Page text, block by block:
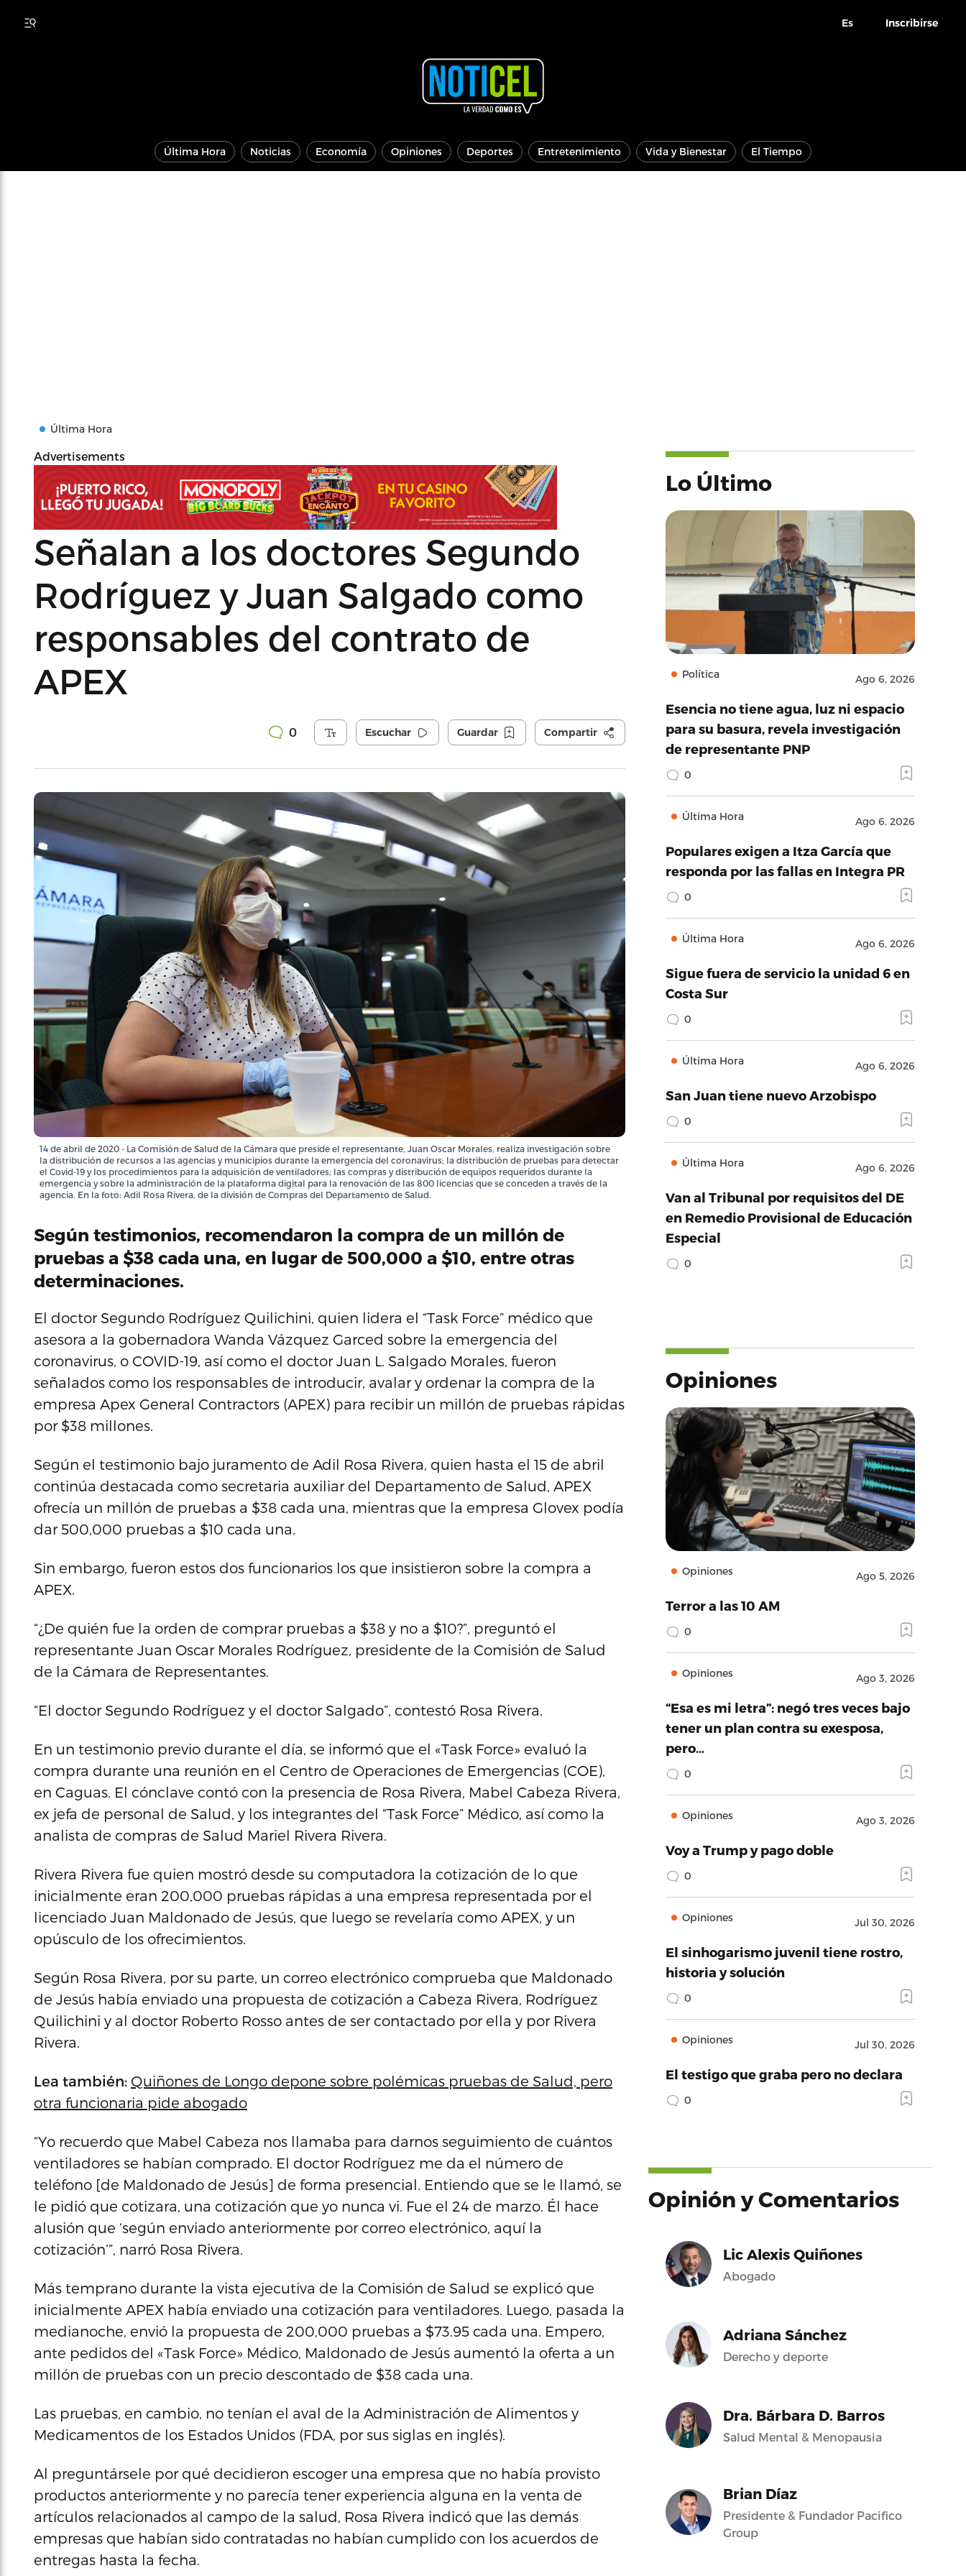
Es Inscribirse
Última Hora Noticias Economía Opiniones Deportes Entretenimiento Vida y Bienestar El Tiempo
Última Hora
Advertisements
Señalan a los doctores Segundo
Rodríguez y Juan Salgado como
responsables del contrato de
APEX
0 Escuchar Guardar Compartir
14 de abril de 2020 - La Comisión de Salud de la Cámara que preside el representante, Juan Oscar Morales, realiza investigación sobre
la distribución de recursos a las agencias y municipios durante la emergencia del coronavirus; la distribución de pruebas para detectar
el Covid-19 y los procedimientos para la adquisición de ventiladores; las compras y distribución de equipos requeridos durante la
emergencia y sobre la administración de la plataforma digital para la renovación de las 800 licencias que se conceden a través de la
agencia. En la foto: Adil Rosa Rivera, de la división de Compras del Departamento de Salud.
Según testimonios, recomendaron la compra de un millón de
pruebas a $38 cada una, en lugar de 500,000 a $10, entre otras
determinaciones.
El doctor Segundo Rodríguez Quilichini, quien lidera el “Task Force” médico que
asesora a la gobernadora Wanda Vázquez Garced sobre la emergencia del
coronavirus, o COVID-19, así como el doctor Juan L. Salgado Morales, fueron
señalados como los responsables de introducir, avalar y ordenar la compra de la
empresa Apex General Contractors (APEX) para recibir un millón de pruebas rápidas
por $38 millones.
Según el testimonio bajo juramento de Adil Rosa Rivera, quien hasta el 15 de abril
continúa destacada como secretaria auxiliar del Departamento de Salud, APEX
ofrecía un millón de pruebas a $38 cada una, mientras que la empresa Glovex podía
dar 500,000 pruebas a $10 cada una.
Sin embargo, fueron estos dos funcionarios los que insistieron sobre la compra a
APEX.
“¿De quién fue la orden de comprar pruebas a $38 y no a $10?”, preguntó el
representante Juan Oscar Morales Rodríguez, presidente de la Comisión de Salud
de la Cámara de Representantes.
“El doctor Segundo Rodríguez y el doctor Salgado”, contestó Rosa Rivera.
En un testimonio previo durante el día, se informó que el «Task Force» evaluó la
compra durante una reunión en el Centro de Operaciones de Emergencias (COE),
en Caguas. El cónclave contó con la presencia de Rosa Rivera, Mabel Cabeza Rivera,
ex jefa de personal de Salud, y los integrantes del “Task Force” Médico, así como la
analista de compras de Salud Mariel Rivera Rivera.
Rivera Rivera fue quien mostró desde su computadora la cotización de lo que
inicialmente eran 200,000 pruebas rápidas a una empresa representada por el
licenciado Juan Maldonado de Jesús, que luego se revelaría como APEX, y un
opúsculo de los ofrecimientos.
Según Rosa Rivera, por su parte, un correo electrónico comprueba que Maldonado
de Jesús había enviado una propuesta de cotización a Cabeza Rivera, Rodríguez
Quilichini y al doctor Roberto Rosso antes de ser contactado por ella y por Rivera
Rivera.
Lea también: Quiñones de Longo depone sobre polémicas pruebas de Salud, pero
otra funcionaria pide abogado
“Yo recuerdo que Mabel Cabeza nos llamaba para darnos seguimiento de cuántos
ventiladores se habían comprado. El doctor Rodríguez me da el número de
teléfono [de Maldonado de Jesús] de forma presencial. Entiendo que se le llamó, se
le pidió que cotizara, una cotización que yo nunca vi. Fue el 24 de marzo. Él hace
alusión que ‘según enviado anteriormente por correo electrónico, aquí la
cotización’”, narró Rosa Rivera.
Más temprano durante la vista ejecutiva de la Comisión de Salud se explicó que
inicialmente APEX había enviado una cotización para ventiladores. Luego, pasada la
medianoche, envió la propuesta de 200,000 pruebas a $73.95 cada una. Empero,
ante pedidos del «Task Force» Médico, Maldonado de Jesús aumentó la oferta a un
millón de pruebas con un precio descontado de $38 cada una.
Las pruebas, en cambio, no tenían el aval de la Administración de Alimentos y
Medicamentos de los Estados Unidos (FDA, por sus siglas en inglés).
Al preguntársele por qué decidieron escoger una empresa que no había provisto
productos anteriormente y no parecía tener experiencia alguna en la venta de
artículos relacionados al campo de la salud, Rosa Rivera indicó que las demás
empresas que habían sido contratadas no habían cumplido con los acuerdos de
entregas hasta la fecha.
Lo Último
Política Ago 6, 2026
Esencia no tiene agua, luz ni espacio
para su basura, revela investigación
de representante PNP
0
Última Hora Ago 6, 2026
Populares exigen a Itza García que
responda por las fallas en Integra PR
0
Última Hora Ago 6, 2026
Sigue fuera de servicio la unidad 6 en
Costa Sur
0
Última Hora Ago 6, 2026
San Juan tiene nuevo Arzobispo
0
Última Hora Ago 6, 2026
Van al Tribunal por requisitos del DE
en Remedio Provisional de Educación
Especial
0
Opiniones
Opiniones Ago 5, 2026
Terror a las 10 AM
0
Opiniones Ago 3, 2026
“Esa es mi letra”: negó tres veces bajo
tener un plan contra su exesposa,
pero…
0
Opiniones Ago 3, 2026
Voy a Trump y pago doble
0
Opiniones Jul 30, 2026
El sinhogarismo juvenil tiene rostro,
historia y solución
0
Opiniones Jul 30, 2026
El testigo que graba pero no declara
0
Opinión y Comentarios
Lic Alexis Quiñones
Abogado
Adriana Sánchez
Derecho y deporte
Dra. Bárbara D. Barros
Salud Mental & Menopausia
Brian Díaz
Presidente & Fundador Pacifico
Group